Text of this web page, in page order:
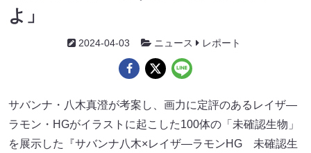
よ」
2024-04-03 ニュース レポート
サバンナ・八木真澄が考案し、画力に定評のあるレイザ―
ラモン・HGがイラストに起こした100体の「未確認生物」
を展示した『サバンナ八木×レイザ―ラモンHG 未確認生